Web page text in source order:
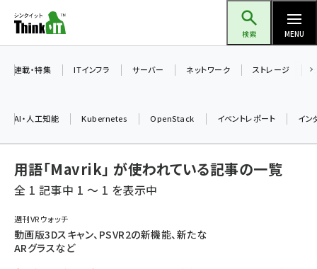
ン
ツ
検索 MENU
ai (2480)
加藤銘のチーム貢献～仲間と築いた勝利の絆～ (2304)
北海道をのんびり旅する晴山佳須夫のヒント集！ (2017)
連載・特集 ITインフラ サーバー ネットワーク ストレージ
AI・人工知能 Kubernetes OpenStack イベントレポート イン
用語「Mavrik」 が使われている記事の一覧
全 1 記事中 1 ～ 1 を表示中
週刊VRウォッチ
動画版3Dスキャン、PSVR2の新機能、新たな
ARグラスなど